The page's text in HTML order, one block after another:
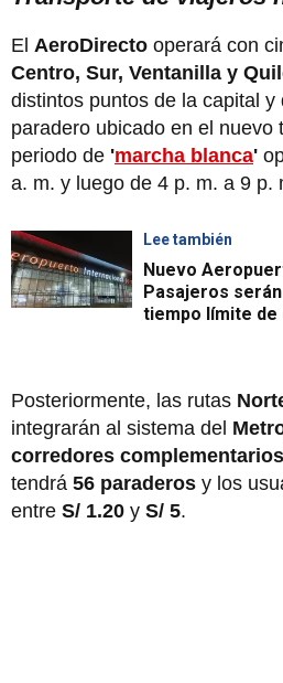
El AeroDirecto operará con
Centro, Sur, Ventanilla y
distintos puntos de la capital y
paradero ubicado en el nuevo
periodo de 'marcha blanca'
a. m. y luego de 4 p. m. a 9 p.
Lee también
Nuevo
Pasajeros
tiempo límite de
Posteriormente, las rutas
integrarán al sistema del
corredores complementarios
tendrá 56 paraderos y los
entre S/ 1.20 y S/ 5.